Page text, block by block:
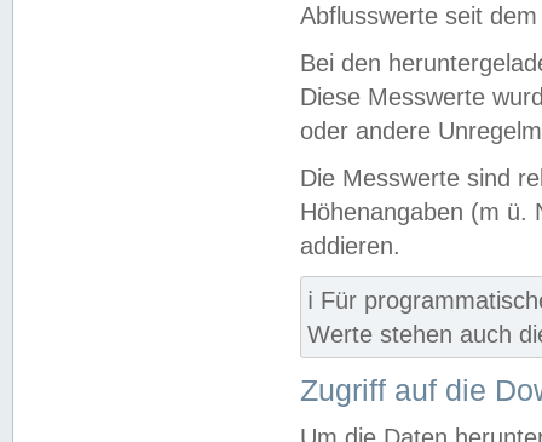
Abflusswerte seit
Bei den
Diese Messwerte
oder andere
Die Messwerte sind
Höhenangaben (m ü.
addieren.
ℹ️ Für
Werte stehen auch
Zugriff auf die